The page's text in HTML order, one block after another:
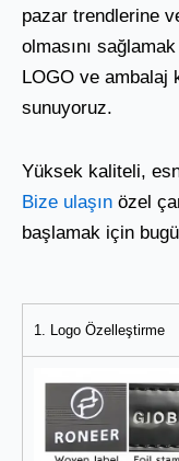
pazar trendlerine
olmasını
LOGO ve ambalaj
sunuyoruz.
Yüksek kaliteli,
Bize ulaşın özel
başlamak için
1. Logo Özelleştirme